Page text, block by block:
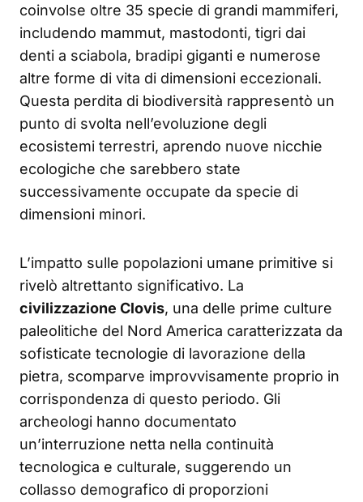
coinvolse oltre 35 specie di grandi mammiferi,
includendo mammut, mastodonti, tigri dai
denti a sciabola, bradipi giganti e numerose
altre forme di vita di dimensioni eccezionali.
Questa perdita di biodiversità rappresentò un
punto di svolta nell’evoluzione degli
ecosistemi terrestri, aprendo nuove nicchie
ecologiche che sarebbero state
successivamente occupate da specie di
dimensioni minori.
L’impatto sulle popolazioni umane primitive si
rivelò altrettanto significativo. La
civilizzazione Clovis, una delle prime culture
paleolitiche del Nord America caratterizzata da
sofisticate tecnologie di lavorazione della
pietra, scomparve improvvisamente proprio in
corrispondenza di questo periodo. Gli
archeologi hanno documentato
un’interruzione netta nella continuità
tecnologica e culturale, suggerendo un
collasso demografico di proporzioni